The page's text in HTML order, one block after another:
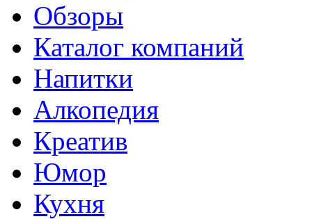
Обзоры
Каталог компаний
Напитки
Алкопедия
Креатив
Юмор
Кухня